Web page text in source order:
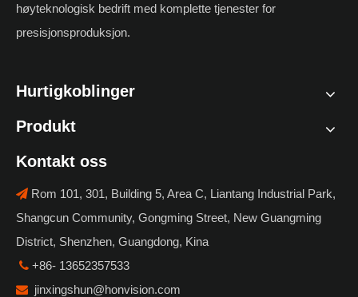
høyteknologisk bedrift med komplette tjenester for
presisjonsproduksjon.
Hurtigkoblinger
Produkt
Kontakt oss
 Rom 101, 301, Building 5, Area C, Liantang Industrial Park,
Shangcun Community, Gongming Street, New Guangming
District, Shenzhen, Guangdong, Kina
 +86- 13652357533
 jinxingshun@honvision.com